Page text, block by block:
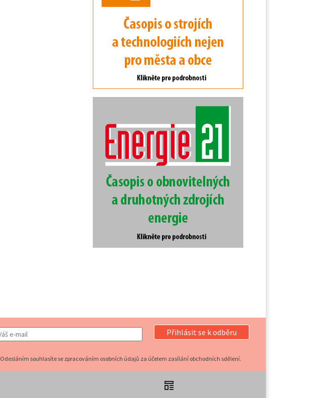
Přihlásit se k odběru
Odesláním souhlasíte se zpracováním osobních údajů za účelem zasílání obchodních sdělení.